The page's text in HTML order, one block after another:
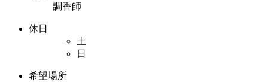
調香師
休日
土
日
希望場所